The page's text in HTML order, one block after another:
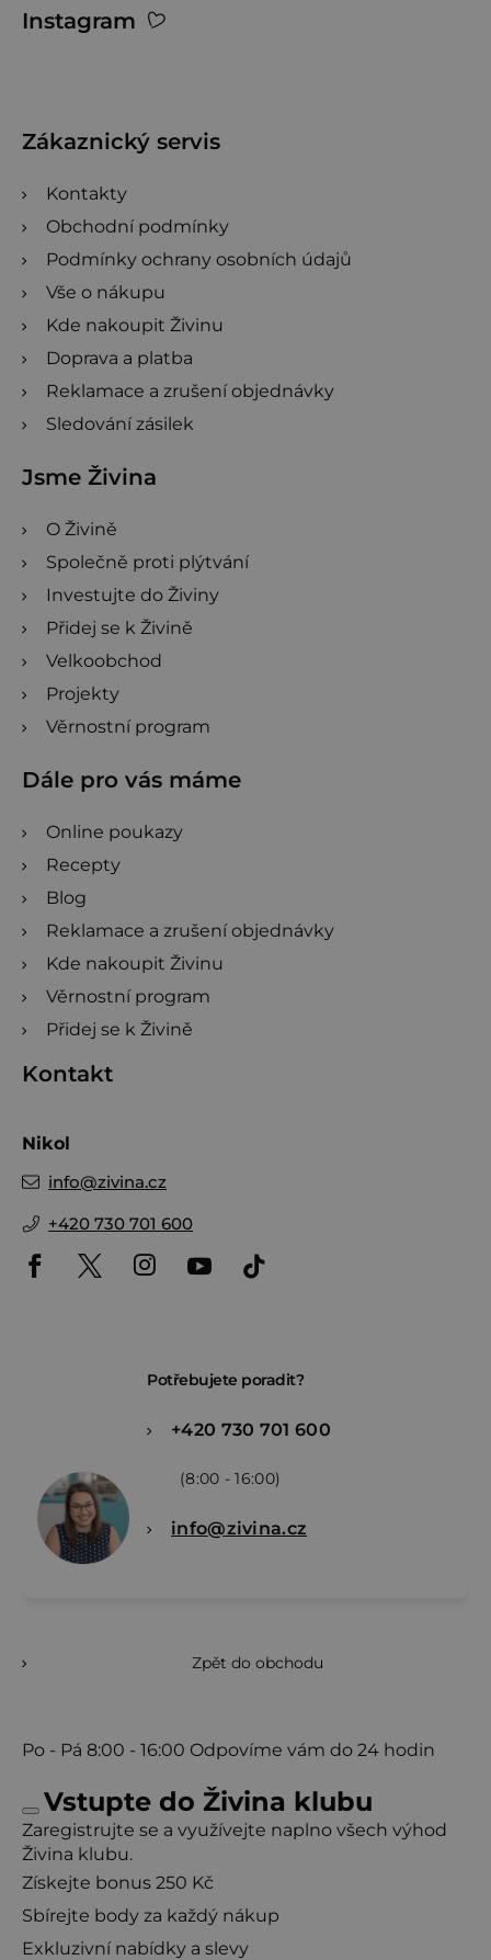
Instagram
Zákaznický servis
Kontakty
Obchodní podmínky
Podmínky ochrany osobních údajů
Vše o nákupu
Kde nakoupit Živinu
Doprava a platba
Reklamace a zrušení objednávky
Sledování zásilek
Jsme Živina
O Živině
Společně proti plýtvání
Investujte do Živiny
Přidej se k Živině
Velkoobchod
Projekty
Věrnostní program
Dále pro vás máme
Online poukazy
Recepty
Blog
Reklamace a zrušení objednávky
Kde nakoupit Živinu
Věrnostní program
Přidej se k Živině
Kontakt
Nikol
info@zivina.cz
+420 730 701 600
Potřebujete poradit?
+420 730 701 600
(8:00 - 16:00)
info@zivina.cz
Zpět do obchodu
Po - Pá 8:00 - 16:00 Odpovíme vám do 24 hodin
Vstupte do Živina klubu
Zaregistrujte se a využívejte naplno všech výhod
Živina klubu.
Získejte bonus 250 Kč
Sbírejte body za každý nákup
Exkluzivní nabídky a slevy